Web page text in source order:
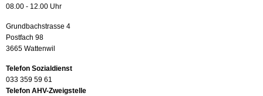
08.00 - 12.00 Uhr
Grundbachstrasse 4
Postfach 98
3665 Wattenwil
Telefon Sozialdienst
033 359 59 61
Telefon AHV-Zweigstelle